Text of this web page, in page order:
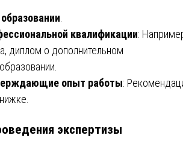
квалификации:
диплом о дополнительном
опыт работы:
экспертизы